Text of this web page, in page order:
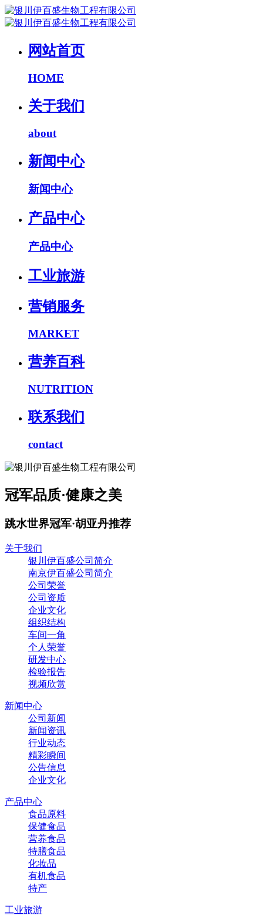
网站首页
HOME
关于我们
about
新闻中心
新闻中心
产品中心
产品中心
工业旅游
营销服务
MARKET
营养百科
NUTRITION
联系我们
contact
冠军品质·健康之美
跳水世界冠军·胡亚丹推荐
关于我们
银川伊百盛公司简介
南京伊百盛公司简介
公司荣誉
公司资质
企业文化
组织结构
车间一角
个人荣誉
研发中心
检验报告
视频欣赏
新闻中心
公司新闻
新闻资讯
行业动态
精彩瞬间
公告信息
企业文化
产品中心
食品原料
保健食品
营养食品
特膳食品
化妆品
有机食品
特产
工业旅游